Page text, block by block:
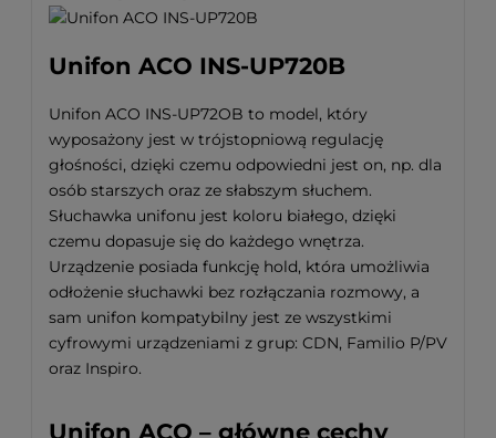
Unifon ACO INS-UP720B
Unifon ACO INS-UP72OB to model, który
wyposażony jest w trójstopniową regulację
głośności, dzięki czemu odpowiedni jest on, np. dla
osób starszych oraz ze słabszym słuchem.
Słuchawka unifonu jest koloru białego, dzięki
czemu dopasuje się do każdego wnętrza.
Urządzenie posiada funkcję hold, która umożliwia
odłożenie słuchawki bez rozłączania rozmowy, a
sam unifon kompatybilny jest ze wszystkimi
cyfrowymi urządzeniami z grup: CDN, Familio P/PV
oraz Inspiro.
Unifon ACO – główne cechy